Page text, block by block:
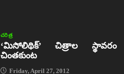
చరిత్ర
‘మిసోలిథిక్‌’ చిత్రాల స్థావరం
చింతకుంట
Friday, April 27, 2012